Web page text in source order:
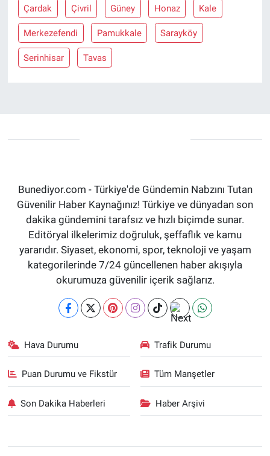
Çardak Çivril Güney Honaz Kale
Merkezefendi Pamukkale Sarayköy
Serinhisar Tavas
Bunediyor.com - Türkiye'de Gündemin Nabzını Tutan
Güvenilir Haber Kaynağınız! Türkiye ve dünyadan son
dakika gündemini tarafsız ve hızlı biçimde sunar.
Editöryal ilkelerimiz doğruluk, şeffaflık ve kamu
yararıdır. Siyaset, ekonomi, spor, teknoloji ve yaşam
kategorilerinde 7/24 güncellenen haber akışıyla
okurumuza güvenilir içerik sağlarız.
Hava Durumu Trafik Durumu
Puan Durumu ve Fikstür Tüm Manşetler
Son Dakika Haberleri Haber Arşivi